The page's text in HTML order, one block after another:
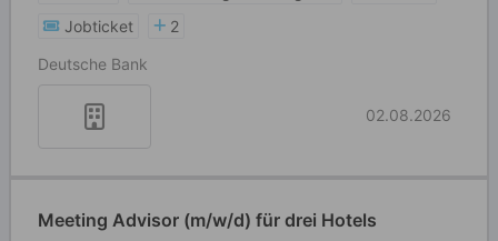
Jobticket
2
Deutsche Bank
02.08.2026
Meeting Advisor (m/w/d) für drei Hotels